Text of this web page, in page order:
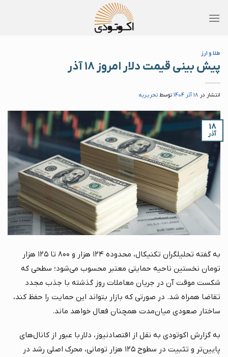
طلا و ارز
پیش بینی قیمت دلار امروز ۱۸ آذر
انتشار در 18 آذر 1404 توسط تحریریه
۱۸
آذر
به گفته تحلیلگران تکنیکال، محدوده ۱۲۴ هزار و ۸۰۰ تا ۱۲۵ هزار
تومان نخستین ناحیه حمایتی معتبر محسوب می‌شود؛ سطحی که
شکست موقت آن در جریان معاملات روز گذشته با جذب مجدد
تقاضا همراه شد. در صورتی که بازار بتواند این حمایت را حفظ کند،
ساختار صعودی میان‌مدت همچنان فعال خواهد ماند.
به گزارش اکوتودی به نقل از اقتصادنیوز، دلار با عبور از کانال‌های
پایین‌تر و تثبیت در سطوح ۱۲۵ هزار تومانی، محرک اصلی رشد در